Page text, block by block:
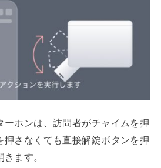
ーホンは、訪問者がチャイムを押
押さなくても直接解錠ボタンを押
ます。